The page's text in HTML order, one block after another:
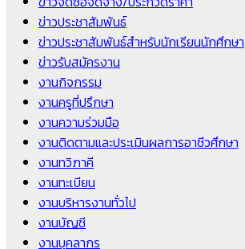
ข่าวประชาสัมพันธ์
ข่าวประชาสัมพันธ์สำหรับนักเรียนนักศึกษา
ข่าวรับสมัครงาน
งานกิจกรรม
งานครูที่ปรึกษา
งานความร่วมมือ
งานติดตามและประเมินผลการอาชีวศึกษา
งานทวิภาคี
งานทะเบียน
งานบริหารงานทั่วไป
งานบัญชี
งานบุคลากร